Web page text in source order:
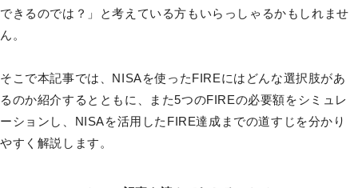
できるのでは？」と考えている方もいらっしゃるかもしれませ
ん。
そこで本記事では、NISAを使ったFIREにはどんな選択肢があ
るのか紹介するとともに、また5つのFIREの必要額をシミュレ
ーションし、NISAを活用したFIRE達成までの道すじを分かり
やすく解説します。